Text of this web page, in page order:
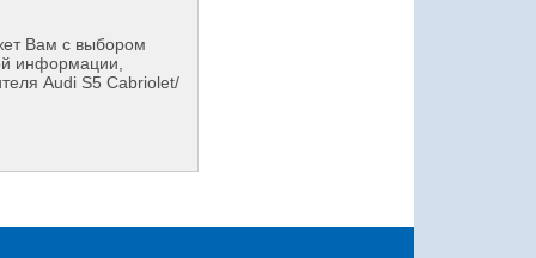
Вам с выбором
информации,
Audi S5 Cabriolet/